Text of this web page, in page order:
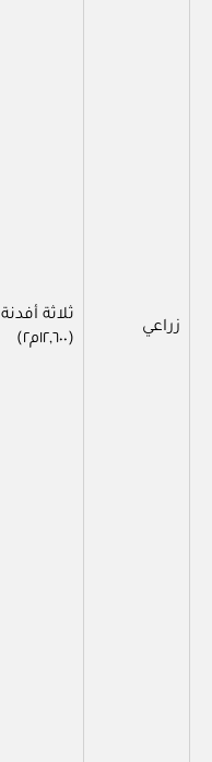
زراعي
ثلاثة أفدنة
(١٢,٦٠٠م٢)